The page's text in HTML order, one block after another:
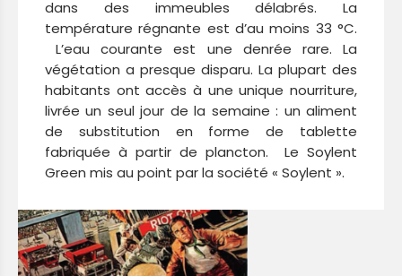
dans des immeubles délabrés. La
température régnante est d’au moins 33 °C.
L’eau courante est une denrée rare. La
végétation a presque disparu. La plupart des
habitants ont accès à une unique nourriture,
livrée un seul jour de la semaine : un aliment
de substitution en forme de tablette
fabriquée à partir de plancton. Le Soylent
Green mis au point par la société « Soylent ».